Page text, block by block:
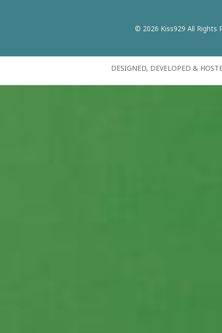
© 2026 Kiss929 All Rights
DESIGNED, DEVELOPED &